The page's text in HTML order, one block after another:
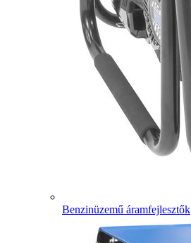
Benzinüzemű áramfejlesztők